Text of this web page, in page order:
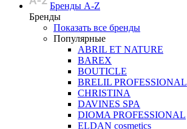
Бренды A-Z
Бренды
Показать все бренды
Популярные
ABRIL ET NATURE
BAREX
BOUTICLE
BRELIL PROFESSIONAL
CHRISTINA
DAVINES SPA
DIOMA PROFESSIONAL
ELDAN cosmetics